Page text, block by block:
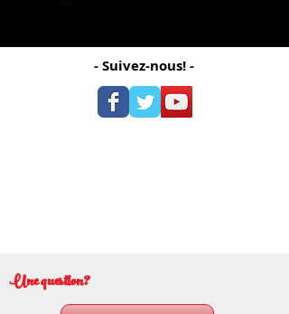
- Suivez-nous! -
Une question?